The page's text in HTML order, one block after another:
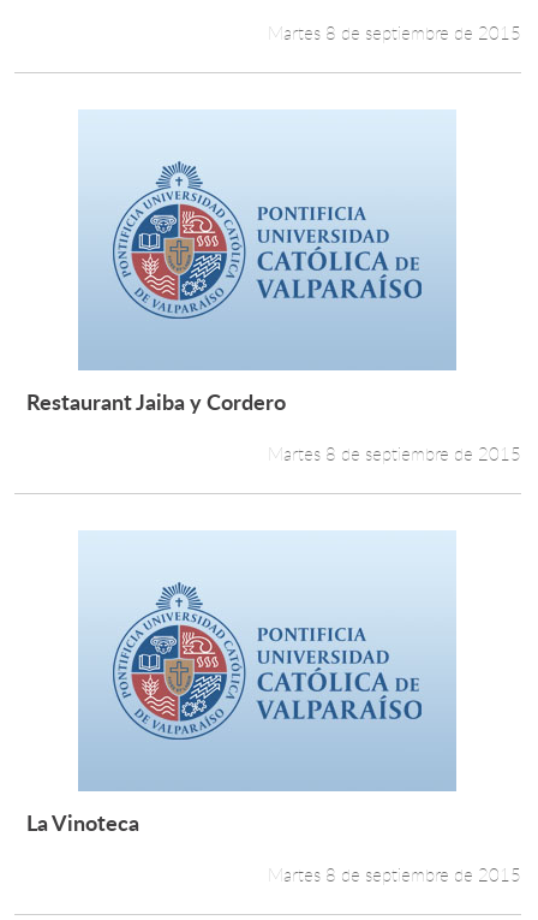
Martes 8 de septiembre de 2015
Restaurant Jaiba y Cordero
Martes 8 de septiembre de 2015
La Vinoteca
Martes 8 de septiembre de 2015